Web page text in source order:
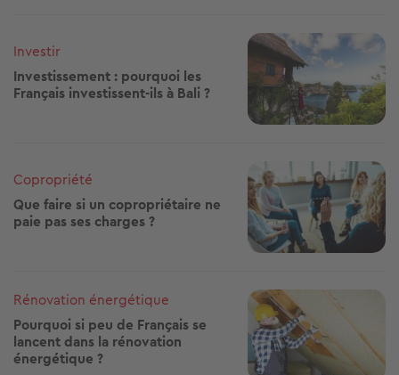
Image
Investir
Investissement : pourquoi les
Français investissent-ils à Bali ?
Image
Copropriété
Que faire si un copropriétaire ne
paie pas ses charges ?
Image
Rénovation énergétique
Pourquoi si peu de Français se
lancent dans la rénovation
énergétique ?